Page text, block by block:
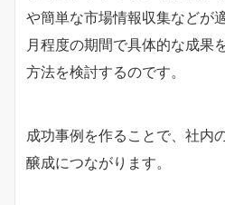
や簡単な市場情報収集などが
月程度の期間で具体的な成果
方法を検討するのです。
成功事例を作ることで、社内
醸成につながります。